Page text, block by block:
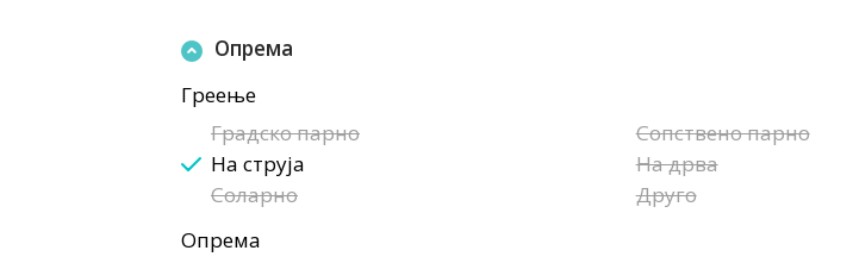
Опрема
Греење
Градско парно
Сопствено парно
На струја
На дрва
Соларно
Друго
Опрема